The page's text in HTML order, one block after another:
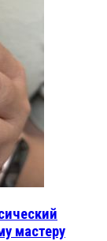
мастеру